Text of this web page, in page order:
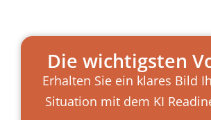
Die wichtigsten
Erhalten Sie ein klares Bild
Situation mit dem KI